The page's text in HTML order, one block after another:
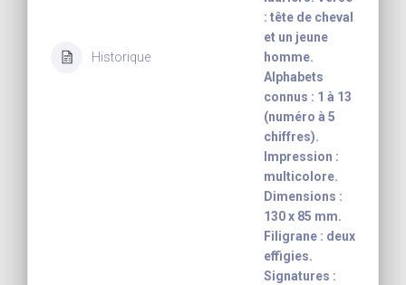
Historique
: tête de cheval
et un jeune
homme.
Alphabets
connus : 1 à 13
(numéro à 5
chiffres).
Impression :
multicolore.
Dimensions :
130 x 85 mm.
Filigrane : deux
effigies.
Signatures :